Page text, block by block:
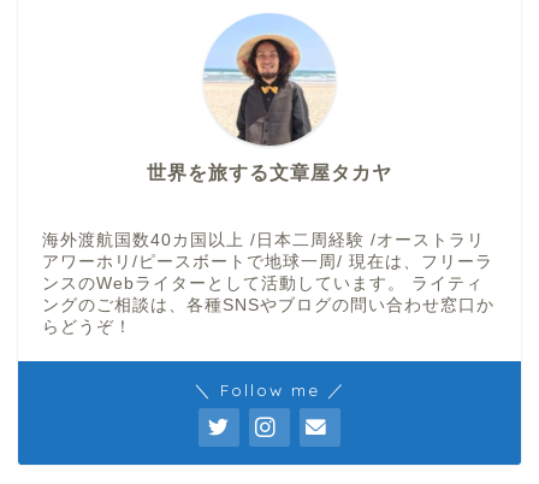
世界を旅する文章屋タカヤ
海外渡航国数40カ国以上 /日本二周経験 /オーストラリ
アワーホリ/ピースボートで地球一周/ 現在は、フリーラ
ンスのWebライターとして活動しています。 ライティ
ングのご相談は、各種SNSやブログの問い合わせ窓口か
らどうぞ！
＼ Follow me ／